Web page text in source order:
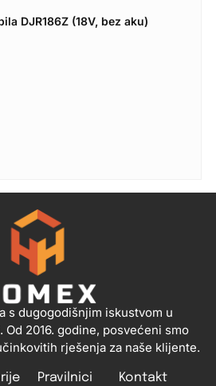
DJR186Z (18V, bez aku)
s dugogodišnjim iskustvom u
2016. godine, posvećeni smo
rješenja za naše klijente.
Pravilnici Kontakt